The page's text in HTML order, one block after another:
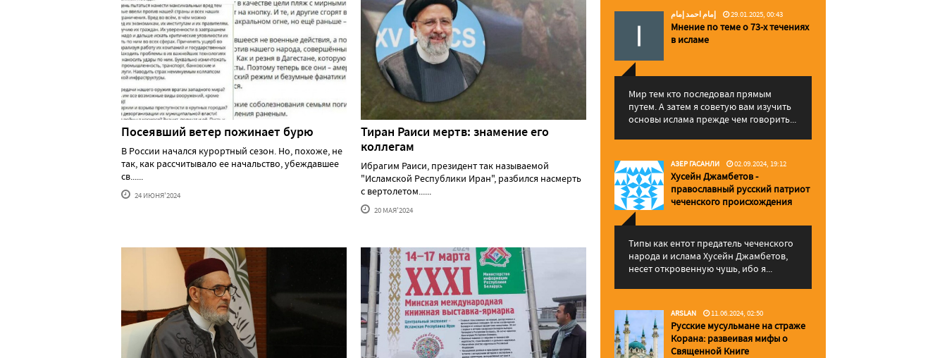
Посеявший ветер пожинает бурю
В России начался курортный сезон. Но, похоже, не
так, как рассчитывало ее начальство, убеждавшее
св......
24 ИЮНЯ'2024
Тиран Раиси мертв: знамение его
коллегам
Ибрагим Раиси, президент так называемой
"Исламской Республики Иран", разбился насмерть
с вертолетом......
20 МАЯ'2024
إمام احمد إمام 29.01.2025, 00:43
Мнение по теме о 73-х течениях
в исламе
Мир тем кто последовал прямым
путем. А затем я советую вам изучить
основы ислама прежде чем говорить...
АЗЕР ГАСАНЛИ 02.09.2024, 19:12
Хусейн Джамбетов -
православный русский патриот
чеченского происхождения
Типы как ентот предатель чеченского
народа и ислама Хусейн Джамбетов,
несет откровенную чушь, ибо я...
ARSLAN 11.06.2024, 02:50
Русские мусульмане на страже
Корана: pазвеивая мифы о
Священной Книге